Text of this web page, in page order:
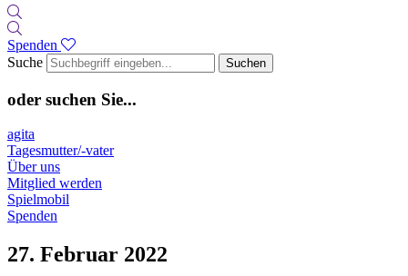
Spenden
Suche
Suchen
oder suchen Sie...
agita
Tagesmutter/-vater
Über uns
Mitglied werden
Spielmobil
Spenden
27. Februar 2022